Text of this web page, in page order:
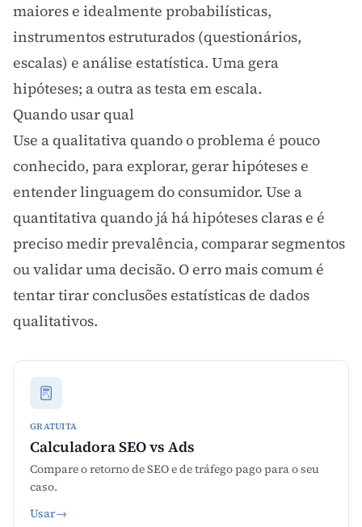
maiores e idealmente probabilísticas,
instrumentos estruturados (questionários,
escalas) e análise estatística. Uma gera
hipóteses; a outra as testa em escala.
Quando usar qual
Use a qualitativa quando o problema é pouco
conhecido, para explorar, gerar hipóteses e
entender linguagem do consumidor. Use a
quantitativa quando já há hipóteses claras e é
preciso medir prevalência, comparar segmentos
ou validar uma decisão. O erro mais comum é
tentar tirar conclusões estatísticas de dados
qualitativos.
GRATUITA
Calculadora SEO vs Ads
Compare o retorno de SEO e de tráfego pago para o seu
caso.
Usar→